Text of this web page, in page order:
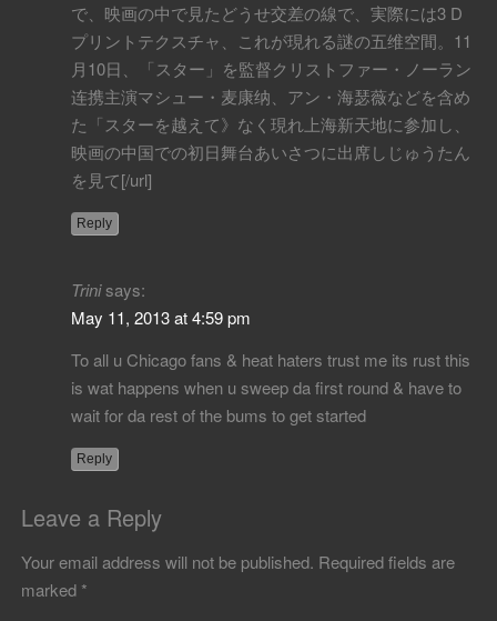
で、映画の中で見たどうせ交差の線で、実際には3 D
プリントテクスチャ、これが現れる謎の五维空間。11
月10日、「スター」を監督クリストファー・ノーラン
连携主演マシュー・麦康纳、アン・海瑟薇などを含め
た「スターを越えて》なく現れ上海新天地に参加し、
映画の中国での初日舞台あいさつに出席しじゅうたん
を見て[/url]
Reply
Trini says:
May 11, 2013 at 4:59 pm
To all u Chicago fans & heat haters trust me its rust this
is wat happens when u sweep da first round & have to
wait for da rest of the bums to get started
Reply
Leave a Reply
Your email address will not be published. Required fields are
marked *